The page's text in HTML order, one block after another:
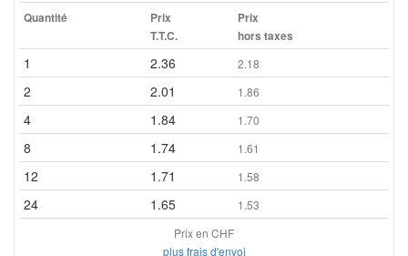
Quantité
Prix
T.T.C.
Prix
hors taxes
1 2.36 2.18
2 2.01 1.86
4 1.84 1.70
8 1.74 1.61
12 1.71 1.58
24 1.65
1.53
Prix en CHF
plus frais d'envoi